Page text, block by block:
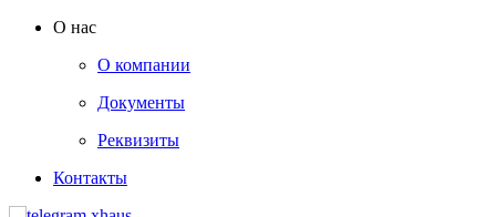
О нас
О компании
Документы
Реквизиты
Контакты